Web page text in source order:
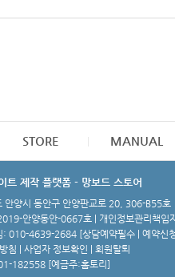
STORE MANUAL
트 제작 플랫폼 - 망보드 스토어
안양시 동안구 안양판교로 20, 306-B55호
안양동안-0667호 | 개인정보관리책임
: 010-4639-2684 [상담예약필수 | 예약신
침 사업자 정보확인
회원탈퇴
182558 [예금주:홈토리]